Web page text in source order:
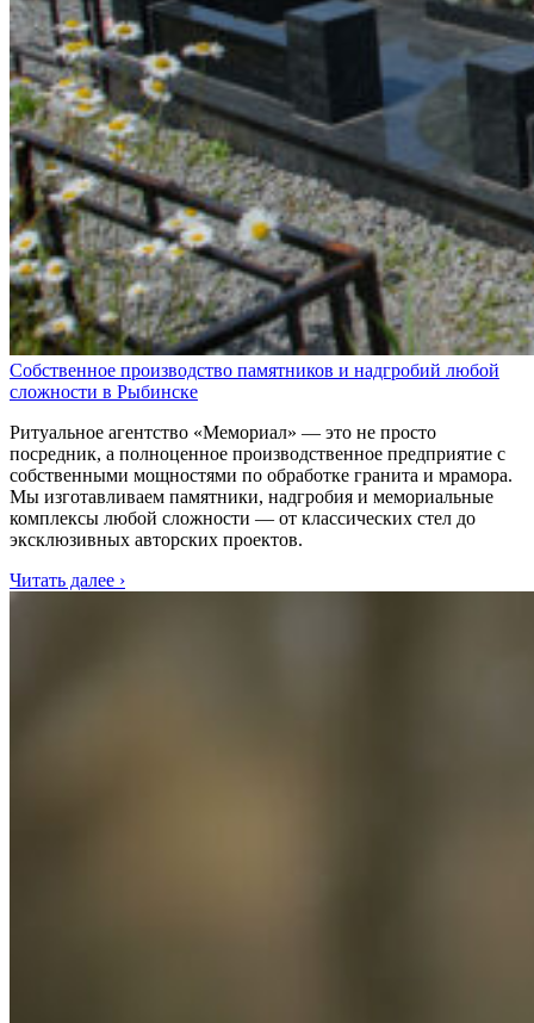
Собственное производство памятников и надгробий любой
сложности в Рыбинске
Ритуальное агентство «Мемориал» — это не просто
посредник, а полноценное производственное предприятие с
собственными мощностями по обработке гранита и мрамора.
Мы изготавливаем памятники, надгробия и мемориальные
комплексы любой сложности — от классических стел до
эксклюзивных авторских проектов.
Читать далее ›